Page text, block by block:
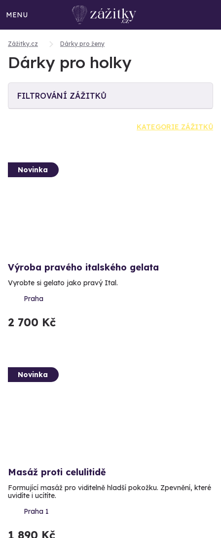
MENU
Zážitky.cz Dárky pro ženy
Dárky pro holky
FILTROVÁNÍ ZÁŽITKŮ
KATEGORIE ZÁŽITKŮ
Novinka
Výroba pravého italského gelata
Vyrobte si gelato jako pravý Ital.
Praha
2 700 Kč
Novinka
Masáž proti celulitidě
Formující masáž pro viditelně hladší pokožku. Zpevnění, které
uvidíte i ucítíte.
Praha 1
1 890 Kč